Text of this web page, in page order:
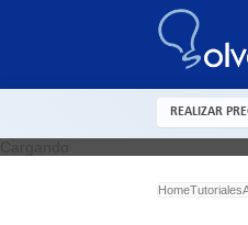
REALIZAR
HomeTutoriales